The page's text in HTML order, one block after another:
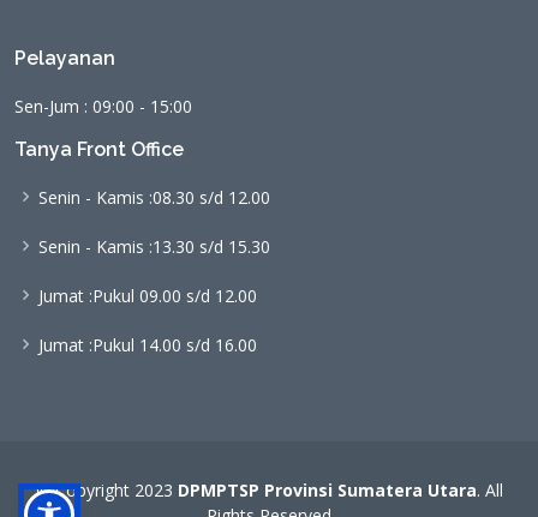
Pelayanan
Sen-Jum : 09:00 - 15:00
Tanya Front Office
Senin - Kamis :08.30 s/d 12.00
Senin - Kamis :13.30 s/d 15.30
Jumat :Pukul 09.00 s/d 12.00
Jumat :Pukul 14.00 s/d 16.00
© Copyright 2023 DPMPTSP Provinsi Sumatera Utara. All